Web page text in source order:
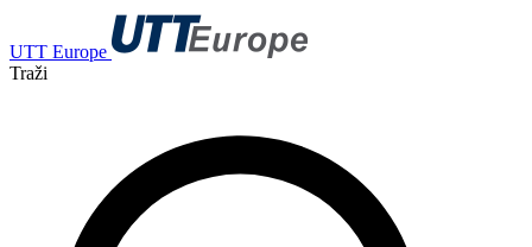
UTT Europe
Traži